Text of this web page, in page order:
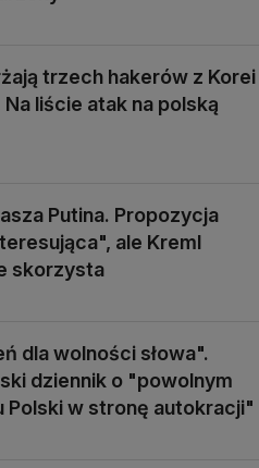
trzech hakerów z Korei
Na liście atak na polską
Putina. Propozycja
ale Kreml
skorzysta
dla wolności słowa".
dziennik o "powolnym
Polski w stronę autokracji"